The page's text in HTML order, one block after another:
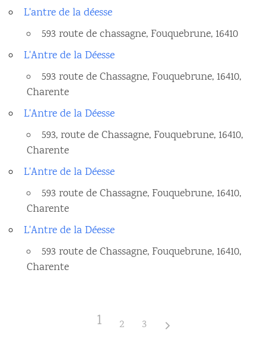
L'antre de la déesse
593 route de chassagne, Fouquebrune, 16410
L'Antre de la Déesse
593 route de Chassagne, Fouquebrune, 16410,
Charente
L'Antre de la Déesse
593, route de Chassagne, Fouquebrune, 16410,
Charente
L'Antre de la Déesse
593 route de Chassagne, Fouquebrune, 16410,
Charente
L'Antre de la Déesse
593 route de Chassagne, Fouquebrune, 16410,
Charente
1 2 3